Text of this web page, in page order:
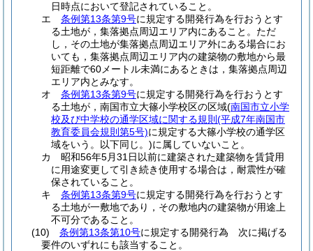
日時点において登記されていること。
エ
条例第13条第9号に規定する開発行為を行おうとす
る土地が，集落拠点周辺エリア内にあること。 ただ
し，その土地が集落拠点周辺エリア外にある場合にお
いても，集落拠点周辺エリア内の建築物の敷地から最
短距離で60メートル未満にあるときは，集落拠点周辺
エリア内とみなす。
オ
条例第13条第9号に規定する開発行為を行おうとす
る土地が，南国市立大篠小学校区の区域(南国市立小学
校及び中学校の通学区域に関する規則 (平成7年南国市
教育委員会規則第5号)に規定する大篠小学校の通学区
域をいう。以下同じ。)に属していないこと。
カ
昭和56年5月31日以前に建築された建築物を賃貸用
に用途変更して引き続き使用する場合は，耐震性が確
保されていること。
キ
条例第13条第9号に規定する開発行為を行おうとす
る土地が一敷地であり，その敷地内の建築物が用途上
不可分であること。
(10)
条例第13条第10号に規定する開発行為 次に掲げる
要件のいずれにも該当すること。